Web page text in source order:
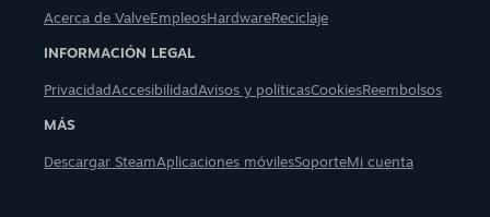
Acerca de ValveEmpleosHardwareReciclaje
INFORMACIÓN LEGAL
PrivacidadAccesibilidadAvisos y políticasCookiesReembolsos
MÁS
Descargar SteamAplicaciones móvilesSoporteMi cuenta